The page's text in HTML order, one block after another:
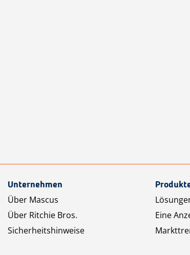
Unternehmen
Über Mascus
Über Ritchie Bros.
Sicherheitshinweise
Eine